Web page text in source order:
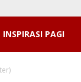
INSPIRASI PAGI